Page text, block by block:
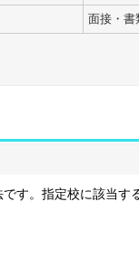
面接・書
す。指定校に該当